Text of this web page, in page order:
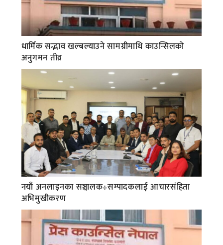
धार्मिक सद्भाव खल्बल्याउने सामग्रीमाथि काउन्सिलको
अनुगमन तीव्र
नयाँ अनलाइनका सञ्चालक÷सम्पादकलाई आचारसंहिता
अभिमुखीकरण